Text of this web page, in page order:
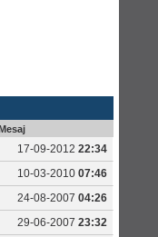
17-09-201222:34
10-03-201007:46
24-08-200704:26
29-06-200723:32